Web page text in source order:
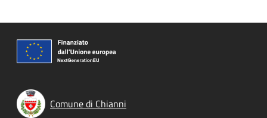
Comune di Chianni